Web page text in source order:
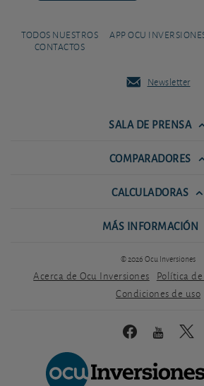
TODOS NUESTROS
CONTACTOS
APP OCU
Newsletter
SALA DE PRENSA
COMPARADORES
CALCULADORAS
MÁS INFORMACIÓN
© 2026 Ocu Inversiones
Acerca de Ocu Inversiones Política
Condiciones de uso